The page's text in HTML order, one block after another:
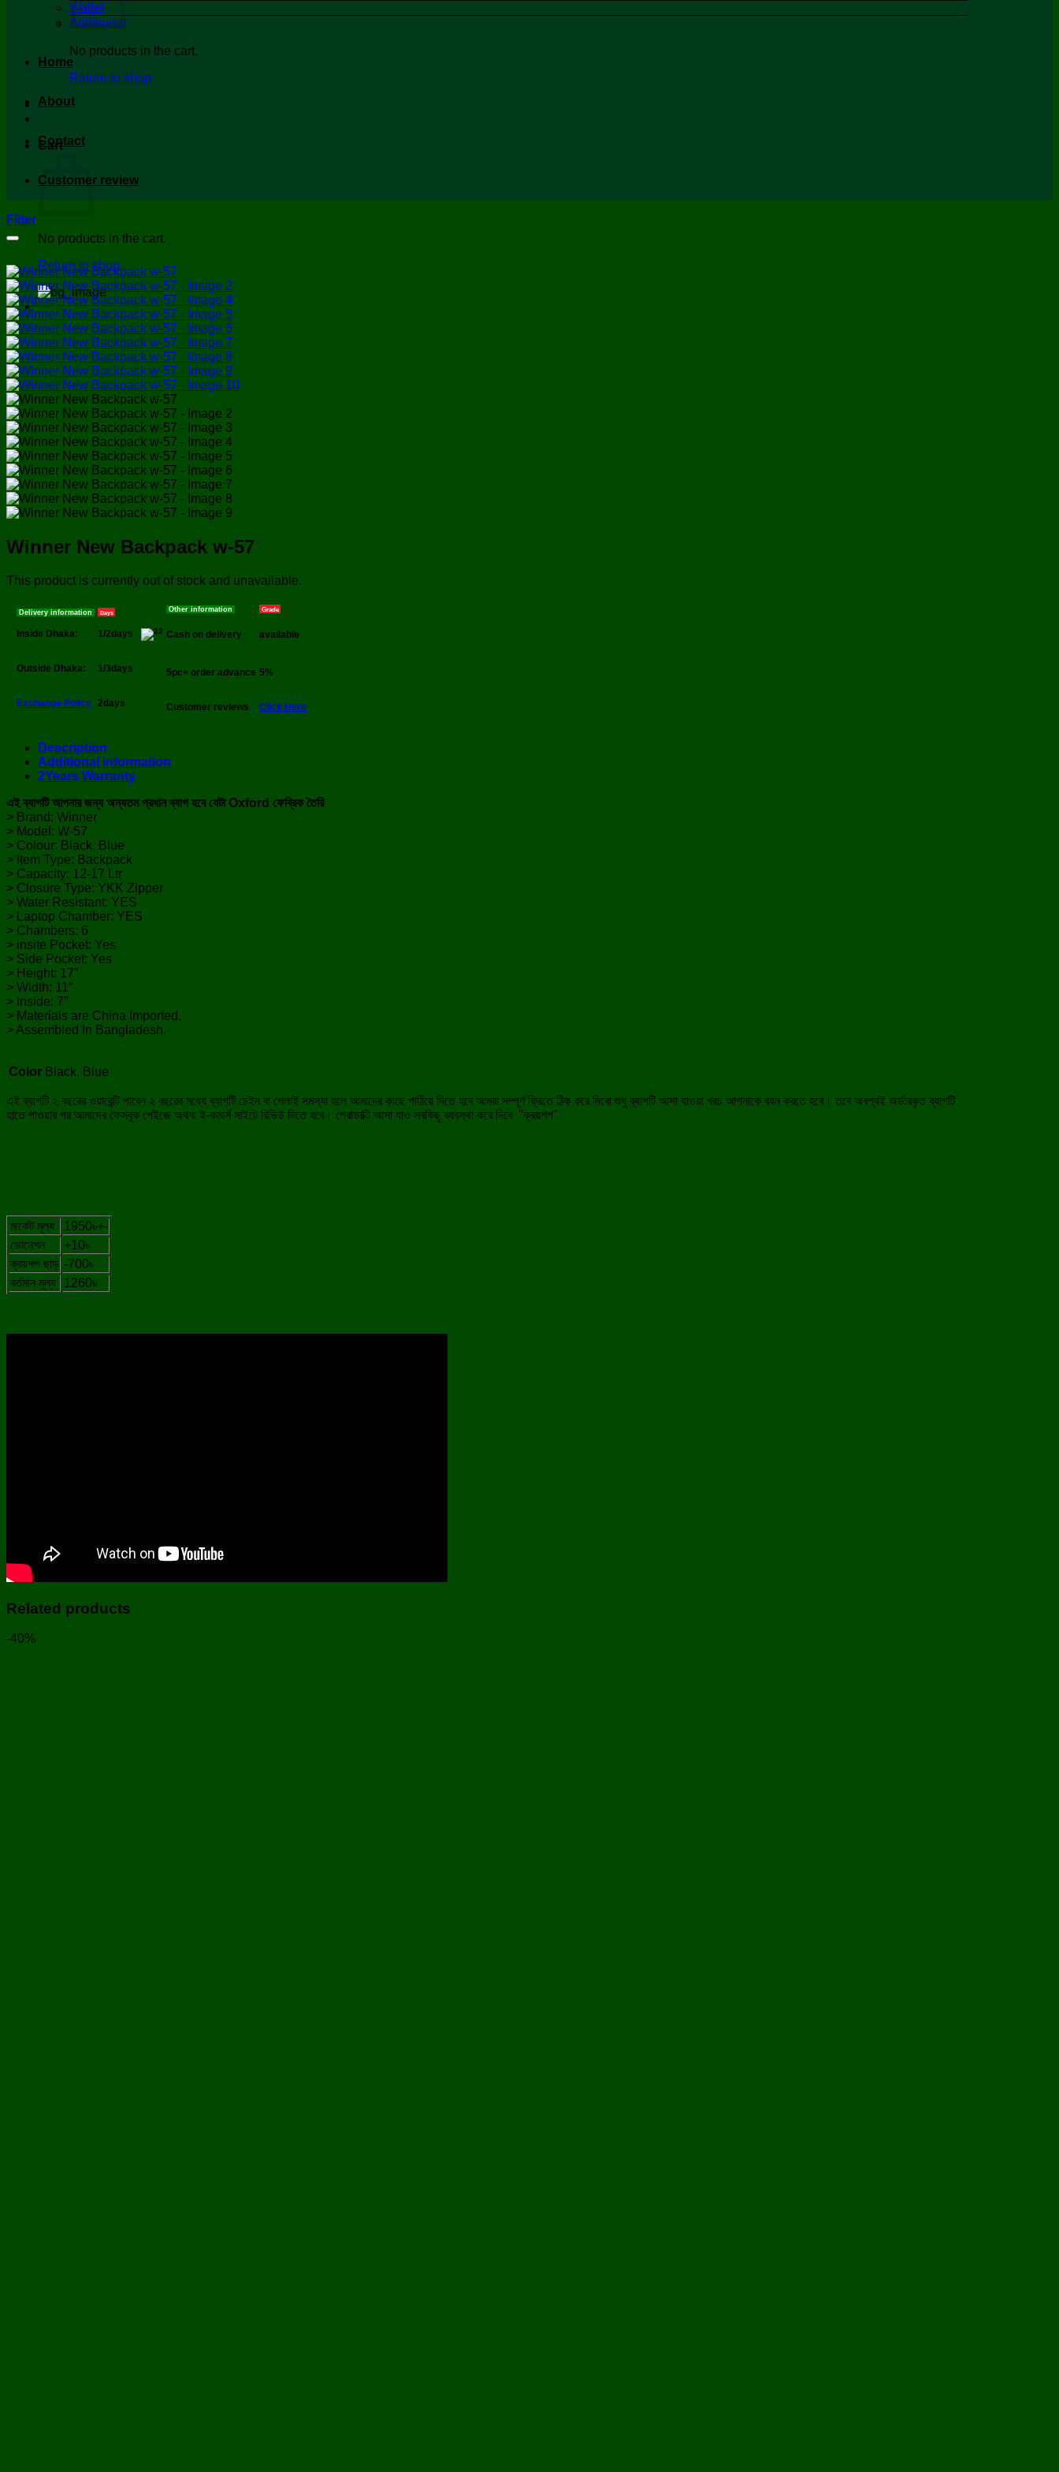
No products in the cart.
Return to shop
Cart
No products in the cart.
Return to shop
Wallet
Additional
Home
About
Contact
Customer review
Filter
Winner New Backpack w-57
This product is currently out of stock and unavailable.
Delivery information Days
Inside Dhaka: 1/2days
Outside Dhaka: 1/3days
Exchange Policy 2days
Other information Grade
Cash on delivery available
5pc+ order advance 5%
Customer reviews Click Here
Description
Additional information
2Years Warranty
এই ব্যাগটি আপনার জন্য অন্যতম প্রধান ব্যাগ হবে যেটা Oxford ফেব্রিক তৈরি
> Brand: Winner
> Model: W-57
> Colour: Black, Blue
> Item Type: Backpack
> Capacity: 12-17 Ltr
> Closure Type: YKK Zipper
> Water Resistant: YES
> Laptop Chamber: YES
> Chambers: 6
> insite Pocket: Yes
> Side Pocket: Yes
> Height: 17″
> Width: 11″
> Inside: 7″
> Materials are China Imported.
> Assembled In Bangladesh.
Color Black, Blue
এই ব্যাগটি ২ বছরের ওয়ারেন্টি পাবেন ২ বছরের মধ্যে ব্যাগটি চেইন বা শেলাই সমস্যা হলে আমাদের কাছে পাঠিয়ে দিতে হবে আমরা সম্পূর্ণ ফ্রিতে ঠিক করে দিবো শুধু ব্যাগটি আসা যাওয়া খরচ আপনাকে বহন করতে হবে। তবে অবশ্যই অর্ডারকৃত ব্যাগটি
হাতে পাওয়ার পর আমাদের ফেসবুক পেইজে অথবা ই-কমার্স সাইটে রিভিউ দিতে হবে। প্রোডাক্টি আসা যাও সবকিছু ব্যবস্থা করে দিবে "ক্রয়শপ"
মার্কেট মূল্য
1950৳+-
ডোনেশন
+10৳
ক্রয়শপ ছাড় -700৳
বর্তমান মূল্য
1260৳
Related products
-40%